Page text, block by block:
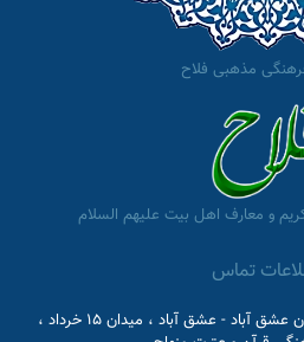
مذهبی فلاح
کریم و معارف اهل بیت علیهم السلام
تماس
استان خراسان جنوبی ، شهرستان عشق آباد - عشق آباد ، میدان 15 خرداد ،